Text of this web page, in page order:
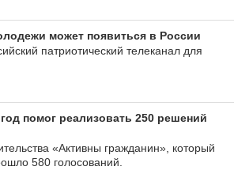
может появиться в России
патриотический телеканал для
помог реализовать 250 решений
«Активны гражданин», который
580 голосований.